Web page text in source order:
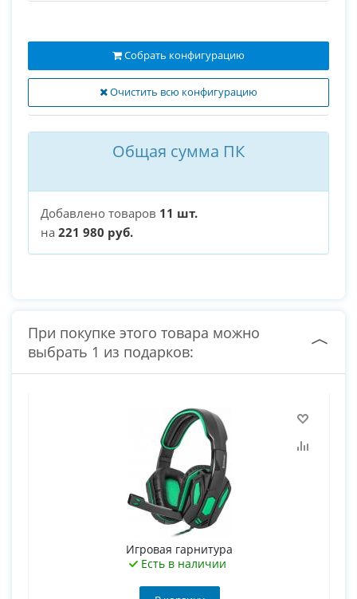
Очистить всю конфигурацию
Собрать конфигурацию
Общая сумма ПК
Добавлено товаров 11 шт.
на 221 980 руб.
При покупке этого товара можно
выбрать 1 из подарков:
Игровая гарнитура
Есть в наличии